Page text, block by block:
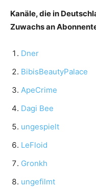
Kanäle, die in
Zuwachs an
Dner
BibisBeautyPalace
ApeCrime
Dagi Bee
ungespielt
LeFloid
Gronkh
ungefilmt